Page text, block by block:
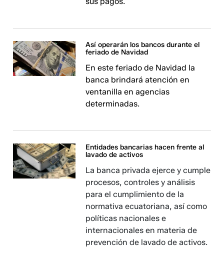
Así operarán los bancos durante el
feriado de Navidad
En este feriado de Navidad la
banca brindará atención en
ventanilla en agencias
determinadas.
Entidades bancarias hacen frente al
lavado de activos
La banca privada ejerce y cumple
procesos, controles y análisis
para el cumplimiento de la
normativa ecuatoriana, así como
políticas nacionales e
internacionales en materia de
prevención de lavado de activos.